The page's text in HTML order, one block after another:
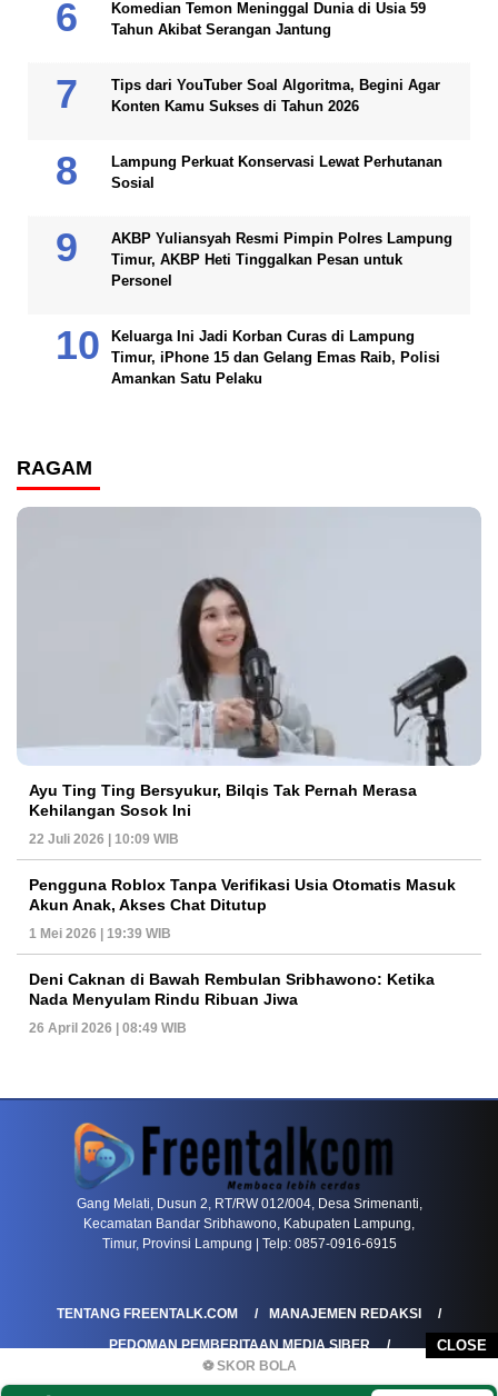
CLOSE
⚽ SKOR BOLA
Komedian Temon Meninggal Dunia di Usia 59
Tahun Akibat Serangan Jantung
Tips dari YouTuber Soal Algoritma, Begini Agar
Konten Kamu Sukses di Tahun 2026
Lampung Perkuat Konservasi Lewat Perhutanan
Sosial
AKBP Yuliansyah Resmi Pimpin Polres Lampung
Timur, AKBP Heti Tinggalkan Pesan untuk
Personel
Keluarga Ini Jadi Korban Curas di Lampung
Timur, iPhone 15 dan Gelang Emas Raib, Polisi
Amankan Satu Pelaku
RAGAM
Ayu Ting Ting Bersyukur, Bilqis Tak Pernah Merasa
Kehilangan Sosok Ini
22 Juli 2026 | 10:09 WIB
Pengguna Roblox Tanpa Verifikasi Usia Otomatis Masuk
Akun Anak, Akses Chat Ditutup
1 Mei 2026 | 19:39 WIB
Deni Caknan di Bawah Rembulan Sribhawono: Ketika
Nada Menyulam Rindu Ribuan Jiwa
26 April 2026 | 08:49 WIB
PETIR800 LOGIN PETIR800 Transformasi Game Meja Global Membawa
Gang Melati, Dusun 2, RT/RW 012/004, Desa Srimenanti,
Kecamatan Bandar Sribhawono, Kabupaten Lampung,
Timur, Provinsi Lampung | Telp: 0857-0916-6915
TENTANG FREENTALK.COM
MANAJEMEN REDAKSI
PEDOMAN PEMBERITAAN MEDIA SIBER
PEDOMAN PEMBERITAAN RAMAH ANAK